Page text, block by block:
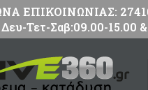
ΕΠΙΚΟΙΝΩΝΙΑΣ:
Τετ-Σαβ:09.00-15.00